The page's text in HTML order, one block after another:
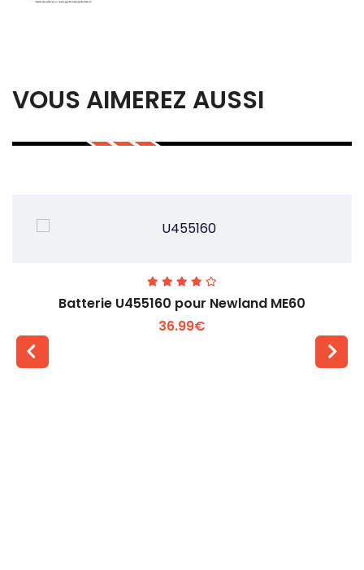
VOUS AIMEREZ AUSSI
Batterie U455160 pour Newland ME60
36.99€